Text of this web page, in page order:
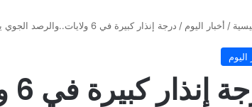
/ أخبار اليوم / درجة إنذار كبيرة في 6 ولايات..والرصد الجوي يحذر
اليوم